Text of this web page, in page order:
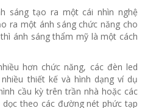
sáng tạo ra một cái nhìn nghệ
ra một ánh sáng chức năng cho
ánh sáng thẩm mỹ là một cách
hơn chức năng, các đèn led
thiết kế và hình dạng ví dụ
cầu kỳ trên trần nhà hoặc các
theo các đường nét phức tạp